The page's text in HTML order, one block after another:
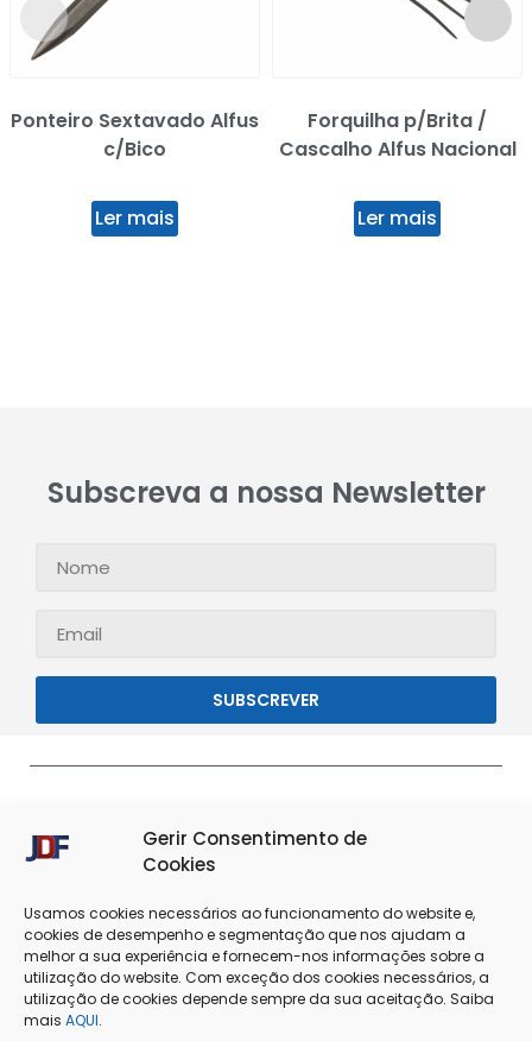
Gerir Consentimento de
Cookies
Usamos cookies necessários ao funcionamento do website e,
cookies de desempenho e segmentação que nos ajudam a
melhor a sua experiência e fornecem-nos informações sobre a
utilização do website. Com exceção dos cookies necessários, a
utilização de cookies depende sempre da sua aceitação. Saiba
mais AQUI.
Ponteiro Sextavado Alfus
c/Bico
Ler mais
Forquilha p/Brita /
Cascalho Alfus Nacional
Ler mais
Subscreva a nossa Newsletter
SUBSCREVER
Termos & Condições
Política de Privacidade
Política de Cookies